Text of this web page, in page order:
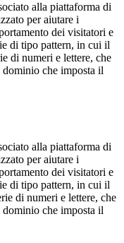
alla piattaforma di
per aiutare i
dei visitatori e
di tipo pattern, in cui il
di numeri e lettere, che
che imposta il
alla piattaforma di
per aiutare i
dei visitatori e
di tipo pattern, in cui il
di numeri e lettere, che
che imposta il